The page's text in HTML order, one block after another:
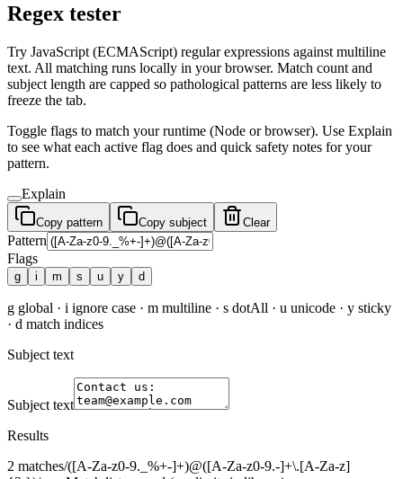
Regex tester
Try JavaScript (ECMAScript) regular expressions against multiline
text. All matching runs locally in your browser. Match count and
subject length are capped so pathological patterns are less likely to
freeze the tab.
Toggle flags to match your runtime (Node or browser). Use Explain
to see what each active flag does and quick safety notes for your
pattern.
Explain
Copy pattern Copy subject Clear
Pattern
Flags
g i m s u y d
g global · i ignore case · m multiline · s dotAll · u unicode · y sticky
· d match indices
Subject text
Subject text
Results
2 matches/([A-Za-z0-9._%+-]+)@([A-Za-z0-9.-]+\.[A-Za-z]